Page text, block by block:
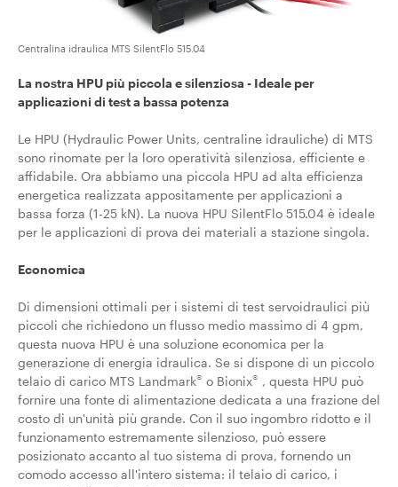
Centralina idraulica MTS SilentFlo 515.04
La nostra HPU più piccola e silenziosa - Ideale per
applicazioni di test a bassa potenza
Le HPU (Hydraulic Power Units, centraline idrauliche) di MTS
sono rinomate per la loro operatività silenziosa, efficiente e
affidabile. Ora abbiamo una piccola HPU ad alta efficienza
energetica realizzata appositamente per applicazioni a
bassa forza (1-25 kN). La nuova HPU SilentFlo 515.04 è ideale
per le applicazioni di prova dei materiali a stazione singola.
Economica
Di dimensioni ottimali per i sistemi di test servoidraulici più
piccoli che richiedono un flusso medio massimo di 4 gpm,
questa nuova HPU è una soluzione economica per la
generazione di energia idraulica. Se si dispone di un piccolo
telaio di carico MTS Landmark® o Bionix® , questa HPU può
fornire una fonte di alimentazione dedicata a una frazione del
costo di un'unità più grande. Con il suo ingombro ridotto e il
funzionamento estremamente silenzioso, può essere
posizionato accanto al tuo sistema di prova, fornendo un
comodo accesso all'intero sistema: il telaio di carico, i